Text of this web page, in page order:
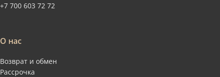
+7 700 603 72 72
О нас
Возврат и обмен
Рассрочка